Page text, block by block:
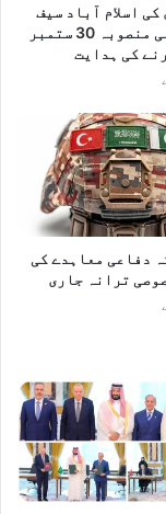
کی اسلام آباد سیف
سٹی توسیعی منصوبہ 30 ستمبر
کی ہدایت
دفاعی معاہدے کی
ترانہ جاری